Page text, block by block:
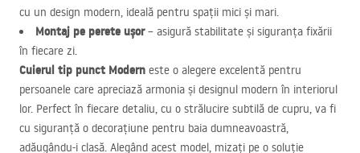
cu un design modern, ideală pentru spații mici și mari.
Montaj pe perete ușor– asigură stabilitate și siguranța fixării
în fiecare zi.
Cuierul tip punct Modern este o alegere excelentă pentru
persoanele care apreciază armonia și designul modern în interiorul
lor. Perfect în fiecare detaliu, cu o strălucire subtilă de cupru, va fi
cu siguranță o decorațiune pentru baia dumneavoastră,
adăugându-i clasă. Alegând acest model, mizați pe o soluție